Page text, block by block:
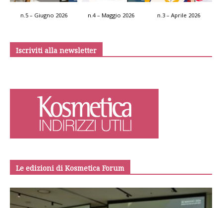
n.5 – Giugno 2026 n.4 – Maggio 2026 n.3 – Aprile 2026
Iscriviti alla newsletter
Le edizioni di Kosmetica Forum